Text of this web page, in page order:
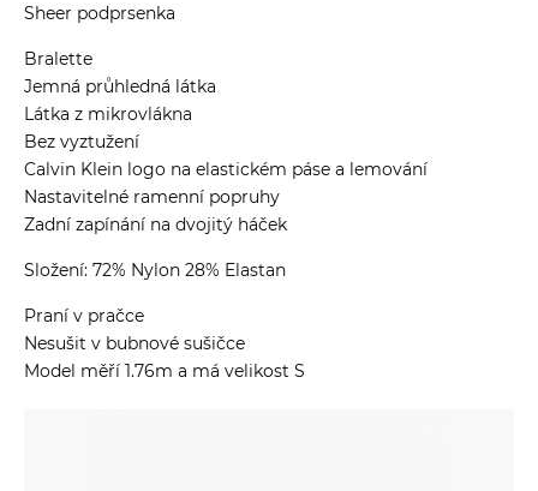
Sheer podprsenka
Bralette
Jemná průhledná látka
Látka z mikrovlákna
Bez vyztužení
Calvin Klein logo na elastickém páse a lemování
Nastavitelné ramenní popruhy
Zadní zapínání na dvojitý háček
Složení: 72% Nylon 28% Elastan
Praní v pračce
Nesušit v bubnové sušičce
Model měří 1.76m a má velikost S